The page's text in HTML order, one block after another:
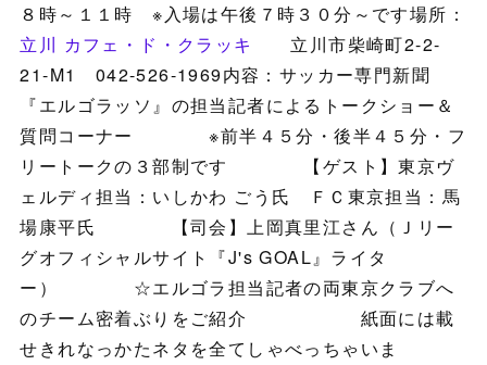
８時～１１時 ※入場は午後７時３０分～です場所：
立川 カフェ・ド・クラッキ
立川市柴崎町2-2-
21-M1 042-526-1969内容：サッカー専門新聞
『エルゴラッソ』の担当記者によるトークショー＆
質問コーナー ※前半４５分・後半４５分・フ
リートークの３部制です 【ゲスト】東京ヴ
ェルディ担当：いしかわ ごう氏 ＦＣ東京担当：馬
場康平氏 【司会】上岡真里江さん（Ｊリー
グオフィシャルサイト『J's GOAL』ライタ
ー） ☆エルゴラ担当記者の両東京クラブへ
のチーム密着ぶりをご紹介 紙面には載
せきれなっかたネタを全てしゃべっちゃいま